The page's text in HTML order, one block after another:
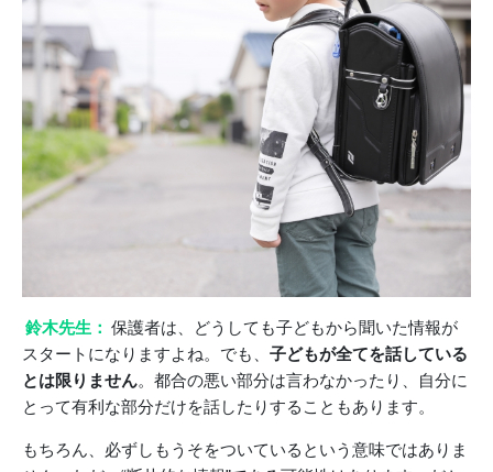
鈴木先生： 保護者は、どうしても子どもから聞いた情報が
スタートになりますよね。でも、 子どもが全てを話している
とは限りません。都合の悪い部分は言わなかったり、自分に
とって有利な部分だけを話したりすることもあります。
もちろん、必ずしもうそをついているという意味ではありま